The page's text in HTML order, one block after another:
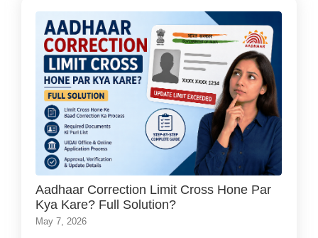
Aadhaar Correction Limit Cross Hone Par
Kya Kare? Full Solution?
May 7, 2026